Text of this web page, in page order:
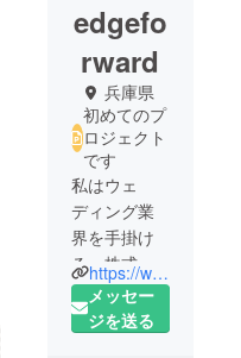
edgefo
rward
兵庫県
初めてのプ
ロジェクト
です
私はウェ
ディング業
界を手掛け
る、株式会
社エッジ
フォアード
https://www.edge-wedding.com/
メッセー
ジを送る